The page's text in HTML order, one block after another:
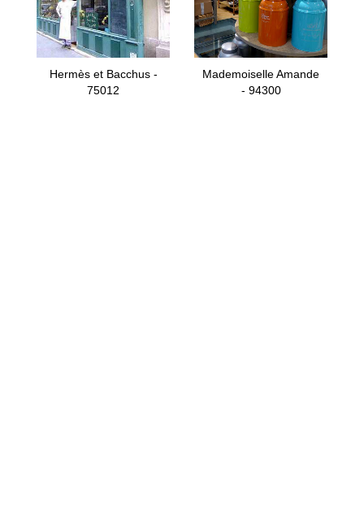
Hermès et Bacchus -
75012
Mademoiselle Amande
- 94300